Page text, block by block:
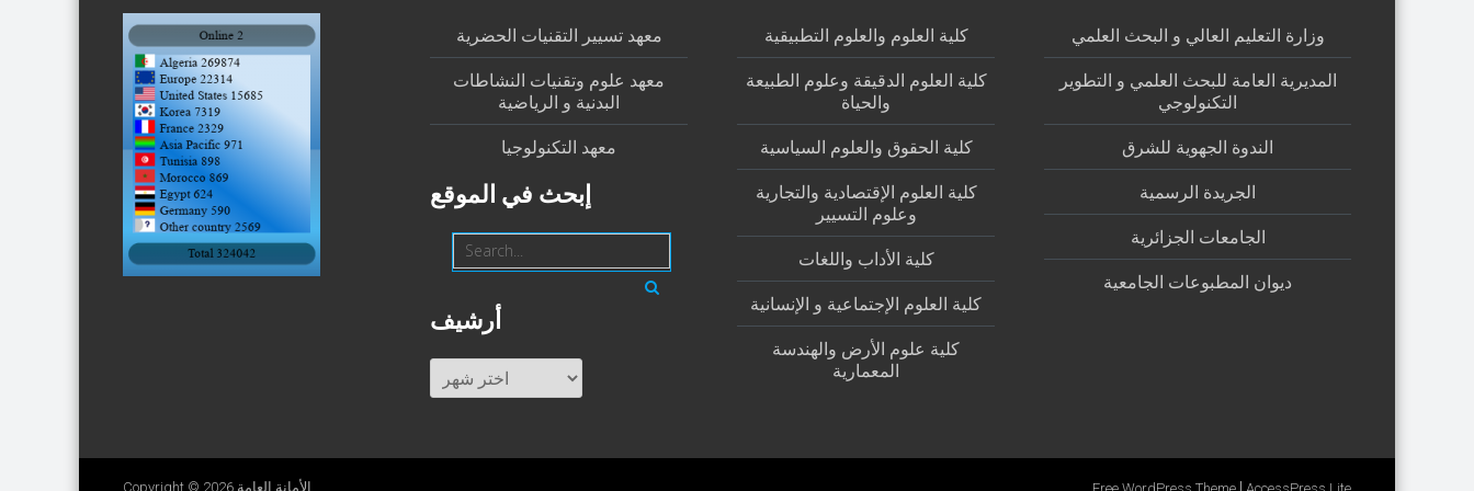
معهد تسيير التقنيات الحضرية
معهد علوم وتقنيات النشاطات
البدنية و الرياضية
معهد التكنولوجيا
إبحث في الموقع
أرشيف
أرشيف
كلية العلوم والعلوم التطبيقية
كلية العلوم الدقيقة وعلوم الطبيعة
والحياة
كلية الحقوق والعلوم السياسية
كلية العلوم الإقتصادية والتجارية
وعلوم التسيير
كلية الأداب واللغات
كلية العلوم الإجتماعية و الإنسانية
كلية علوم الأرض والهندسة
المعمارية
وزارة التعليم العالي و البحث العلمي
المديرية العامة للبحث العلمي و التطوير
التكنولوجي
الندوة الجهوية للشرق
الجريدة الرسمية
الجامعات الجزائرية
ديوان المطبوعات الجامعية
Copyright © 2026 الأمانة العامة